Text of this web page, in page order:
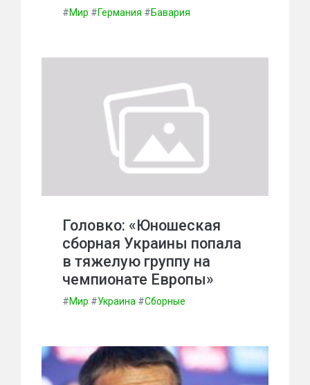
#Мир #Германия #Бавария
Головко: «Юношеская
сборная Украины попала
в тяжелую группу на
чемпионате Европы»
#Мир #Украина #Сборные